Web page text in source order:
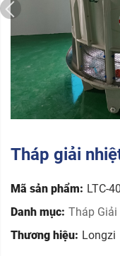
Tháp giải
Mã sản phẩm: LTC-
Danh mục: Tháp Giải
Thương hiệu: Longzi